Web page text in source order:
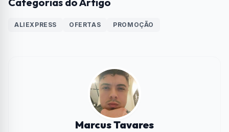
ALIEXPRESS OFERTAS PROMOÇÃO
Marcus Tavares